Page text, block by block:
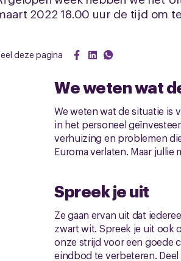
2022 18.00 uur de tijd om
deze pagina
We weten wat
We weten wat de situatie is
in het personeel
verhuizing en problemen
Euroma verlaten. Maar
Spreek je uit
Ze gaan ervan uit dat
zwart wit. Spreek je uit ook
onze strijd voor een goede
eindbod te verbeteren.